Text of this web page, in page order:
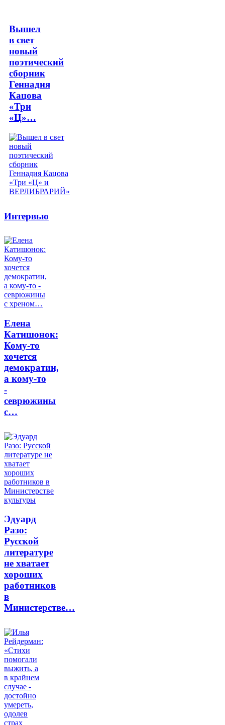
Вышел
в свет
новый
поэтический
сборник
Геннадия
Кацова
«Три
«Ц»…
Интервью
Елена
Катишонок:
Кому-то
хочется
демократии,
а кому-то
-
севрюжины
с…
Эдуард
Разо:
Русской
литературе
не хватает
хороших
работников
в
Министерстве…